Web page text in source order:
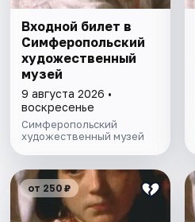
Входной билет в
Симферопольский
художественный
музей
9 августа 2026 •
воскресенье
Симферопольский
художественный музей
от 250 ₽